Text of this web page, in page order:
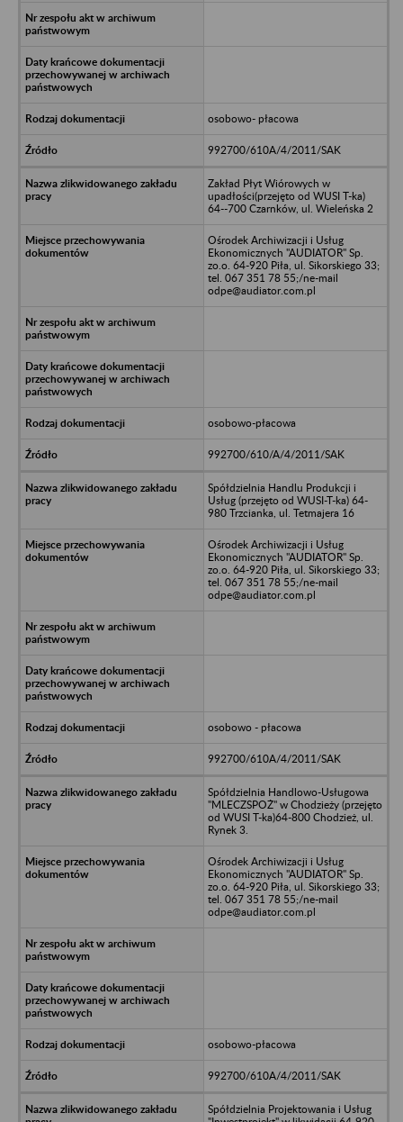
osobowo- płacowa
992700/610A/4/2011/SAK
Zakład Płyt Wiórowych w
upadłości(przejęto od WUSI T-ka)
64--700 Czarnków, ul. Wieleńska 2
Ośrodek Archiwizacji i Usług
Ekonomicznych "AUDIATOR" Sp.
zo.o. 64-920 Piła, ul. Sikorskiego 33;
tel. 067 351 78 55;/ne-mail
odpe@audiator.com.pl
osobowo-płacowa
992700/610/A/4/2011/SAK
Spółdzielnia Handlu Produkcji i
Usług (przejęto od WUSI-T-ka) 64-
980 Trzcianka, ul. Tetmajera 16
Ośrodek Archiwizacji i Usług
Ekonomicznych "AUDIATOR" Sp.
zo.o. 64-920 Piła, ul. Sikorskiego 33;
tel. 067 351 78 55;/ne-mail
odpe@audiator.com.pl
osobowo - płacowa
992700/610A/4/2011/SAK
Spółdzielnia Handlowo-Usługowa
"MLECZSPOŻ" w Chodzieży (przejęto
od WUSI T-ka)64-800 Chodzież, ul.
Rynek 3.
Ośrodek Archiwizacji i Usług
Ekonomicznych "AUDIATOR" Sp.
zo.o. 64-920 Piła, ul. Sikorskiego 33;
tel. 067 351 78 55;/ne-mail
odpe@audiator.com.pl
osobowo-płacowa
992700/610A/4/2011/SAK
Spółdzielnia Projektowania i Usług